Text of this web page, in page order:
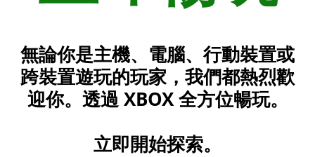
無論你是主機、電腦、行動裝置或
跨裝置遊玩的玩家，我們都熱烈歡
迎你。透過 XBOX 全方位暢玩。
立即開始探索。